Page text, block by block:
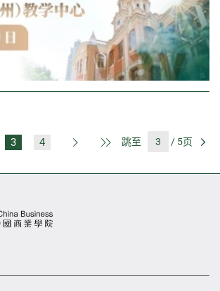
3 4 下一页 最后一页
跳至 / 5页